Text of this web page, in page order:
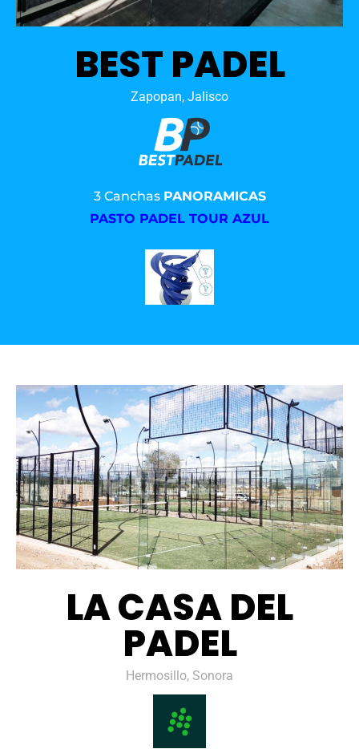
BEST PADEL
Zapopan, Jalisco
3 Canchas PANORAMICAS
PASTO PADEL TOUR AZUL
LA CASA DEL
PADEL
Hermosillo, Sonora